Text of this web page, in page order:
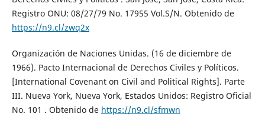
Registro ONU: 08/27/79 No. 17955 Vol.S/N. Obtenido de
https://n9.cl/zwq2x
Organización de Naciones Unidas. (16 de diciembre de
1966). Pacto Internacional de Derechos Civiles y Políticos.
[International Covenant on Civil and Political Rights]. Parte
III. Nueva York, Nueva York, Estados Unidos: Registro Oficial
No. 101 . Obtenido de https://n9.cl/sfmwn